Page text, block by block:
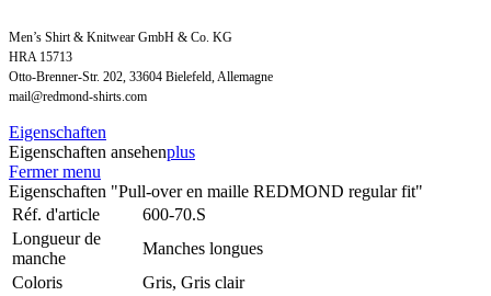
Men’s Shirt & Knitwear GmbH & Co. KG
HRA 15713
Otto-Brenner-Str. 202, 33604 Bielefeld, Allemagne
mail@redmond-shirts.com
Eigenschaften
Eigenschaften ansehenplus
Fermer menu
Eigenschaften "Pull-over en maille REDMOND regular fit"
Réf. d'article
600-70.S
Longueur de
manche
Manches longues
Coloris
Gris, Gris clair